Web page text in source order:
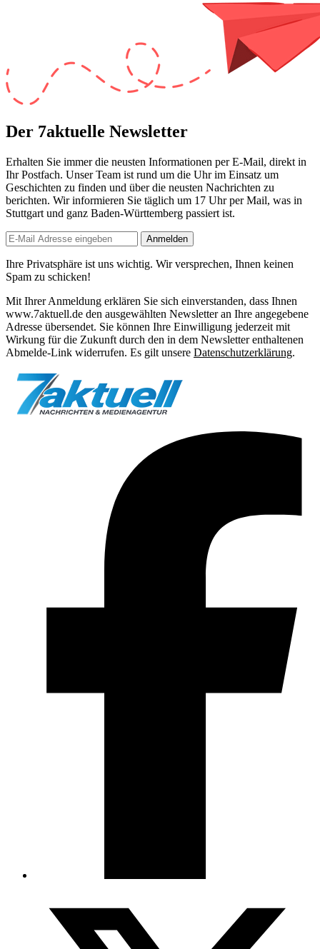
Der 7aktuelle Newsletter
Erhalten Sie immer die neusten Informationen per E-Mail, direkt in
Ihr Postfach. Unser Team ist rund um die Uhrim Einsatz um
Geschichten zu finden und über die neusten Nachrichten zu
berichten. Wir informieren Sie täglich um 17 Uhrper Mail, was in
Stuttgart und ganz Baden-Württemberg passiert ist.
Anmelden
Ihre Privatsphäre ist uns wichtig. Wir versprechen, Ihnen keinen
Spam zu schicken!
Mit Ihrer Anmeldung erklären Sie sich einverstanden, dass Ihnen
www.7aktuell.de den ausgewählten Newsletter an Ihre angegebene
Adresse übersendet. Sie können Ihre Einwilligung jederzeit mit
Wirkung für die Zukunft durch den in dem Newsletter enthaltenen
Abmelde-Link widerrufen. Es gilt unsere Datenschutzerklärung.